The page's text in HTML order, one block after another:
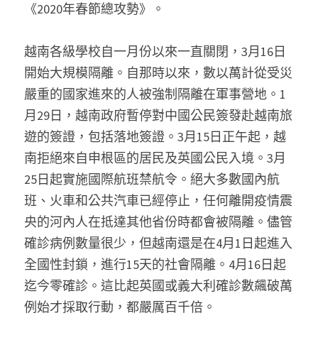
《2020年春節總攻勢》。
越南各級學校自一月份以來一直關閉，3月16日
開始大規模隔離。自那時以來，數以萬計從受災
嚴重的國家進來的人被強制隔離在軍事營地。1
月29日，越南政府暫停對中國公民簽發赴越南旅
遊的簽證，包括落地簽證。3月15日正午起，越
南拒絕來自申根區的居民及英國公民入境。3月
25日起實施國際航班禁航令。絕大多數國內航
班、火車和公共汽車已經停止，任何離開疫情震
央的河內人在抵達其他省份時都會被隔離。儘管
確診病例數量很少，但越南還是在4月1日起進入
全國性封鎖，進行15天的社會隔離。4月16日起
迄今零確診。這比起英國或義大利確診數飆破萬
例始才採取行動，都嚴厲百千倍。